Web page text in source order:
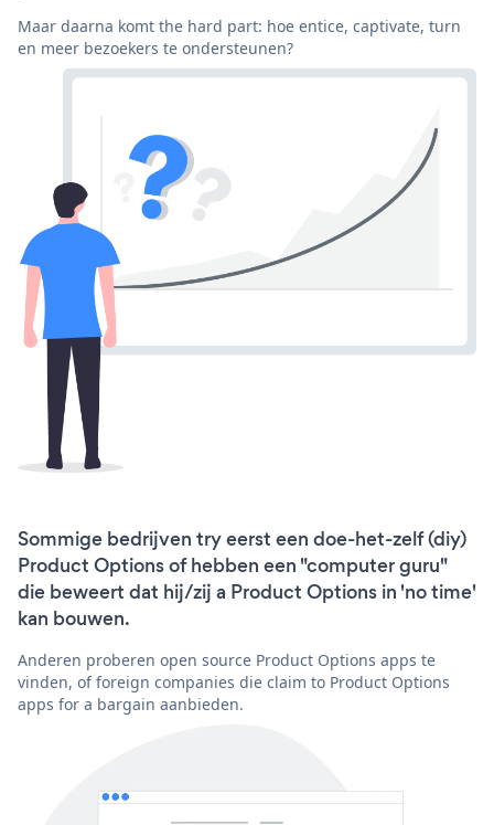
Maar daarna komt the hard part: hoe entice, captivate, turn
en meer bezoekers te ondersteunen?
Sommige bedrijven try eerst een doe-het-zelf (diy)
Product Options of hebben een "computer guru"
die beweert dat hij/zij a Product Options in 'no time'
kan bouwen.
Anderen proberen open source Product Options apps te
vinden, of foreign companies die claim to Product Options
apps for a bargain aanbieden.